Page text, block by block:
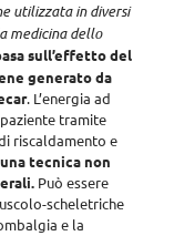
utilizzata in diversi
medicina dello
sull’effetto del
generato da
. L’energia ad
tramite
riscaldamento e
tecnica non
Può essere
scheletriche
e la